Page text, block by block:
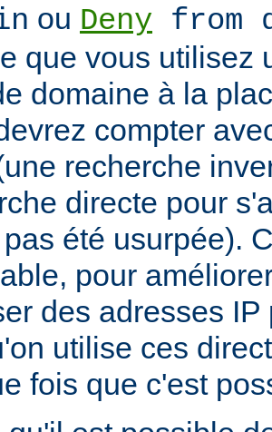
ou Deny from
que vous utilisez
domaine à la
compter
recherche
directe pour
pas été usurpée).
pour
des adresses
utilise ces
fois que c'est